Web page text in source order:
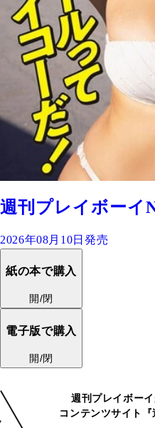
週刊プレイボーイ
2026年08月10日発売
紙の本で購入
開/閉
電子版で購入
開/閉
週刊プレイボー
コンテンツサイト『